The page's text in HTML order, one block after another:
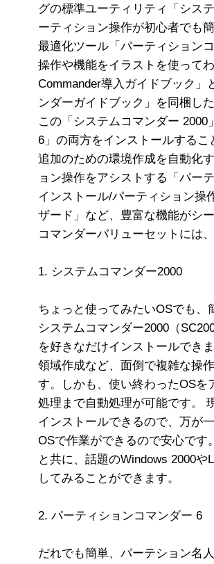
グの標準ユーティリティ「シス
ーティション操作が初心者でも
最適化ツール「パーティション
操作や機能をイラストを使って
Commander導入ガイドブック
ンダーガイドブック」を同梱し
この「システムコマンダー
6」の両方をインストールする
追加のための環境作成を自動化
ョン操作をアシストする「パー
インストール/パーティション操
ザード」など、豊富な機能がシ
コマンダーバリューセットには
1. システムコマンダー2000
ちょっと使ってみたいOSでも、
システムコマンダー2000（
を好きなだけインストールでき
領域作成など、面倒で複雑な操
す。しかも、使い終わったOS
処理まで自動処理が可能です。
インストールできるので、万が
OSで作業ができるので安心です
と共に、話題のWindows 2000
してみることができます。
2. パーティションコマンダー 6
だれでも簡単、パーテション名人